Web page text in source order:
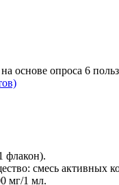
основе опроса 6
флакон).
смесь активных
мг/1 мл.